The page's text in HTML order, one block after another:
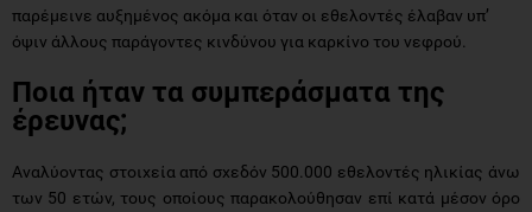
παρέμεινε αυξημένος ακόμα και όταν οι εθελοντές έλαβαν υπ’
όψιν άλλους παράγοντες κινδύνου για καρκίνο του νεφρού.
Ποια ήταν τα συμπεράσματα της
έρευνας;
Αναλύοντας στοιχεία από σχεδόν 500.000 εθελοντές ηλικίας άνω
των 50 ετών, τους οποίους παρακολούθησαν επί κατά μέσον όρο